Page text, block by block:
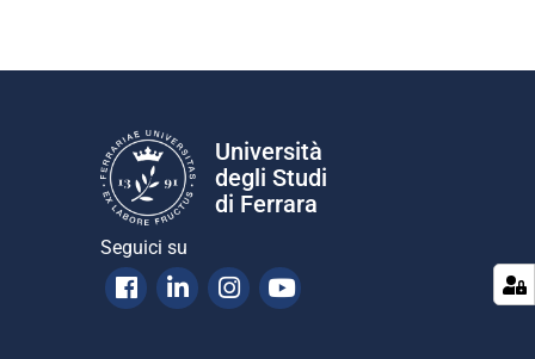
Università
degli Studi
di Ferrara
Seguici su
Facebook
LinkedinInstagram
Youtube